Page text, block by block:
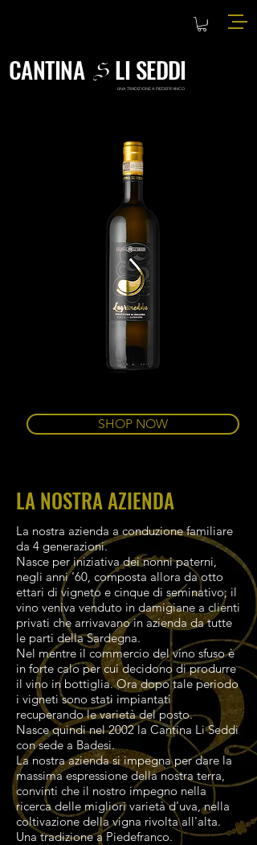
S
UNA TRADIZIONE A PIEDEFRANCO
SHOP NOW
CANTINA LI SEDDI
LA NOSTRA AZIENDA
La nostra azienda a conduzione familiare
da 4 generazioni.
Nasce per iniziativa dei nonni paterni,
negli anni '60, composta allora da otto
ettari di vigneto e cinque di seminativo; il
vino veniva venduto in damigiane a clienti
privati che arrivavano in azienda da tutte
le parti della Sardegna.
Nel mentre il commercio del vino sfuso è
in forte calo per cui decidono di produrre
il vino in bottiglia. Ora dopo tale periodo
i vigneti sono stati impiantati
recuperando le varietà del posto.
Nasce quindi nel 2002 la Cantina Li Seddi
con sede a Badesi.
La nostra azienda si impegna per dare la
massima espressione della nostra terra,
convinti che il nostro impegno nella
ricerca delle migliori varietà d'uva, nella
coltivazione della vigna rivolta all'alta.
Una tradizione a Piedefranco.